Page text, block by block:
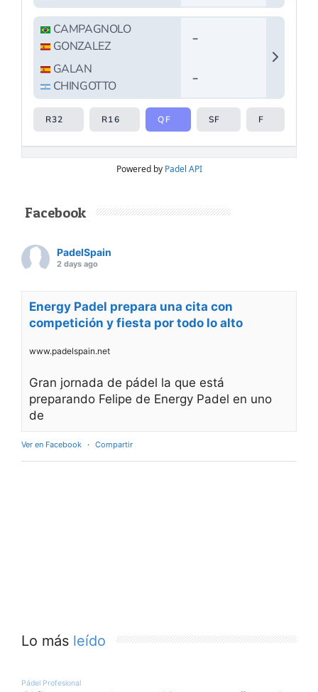
Powered by Padel API
Facebook
PadelSpain
2 days ago
Energy Padel prepara una cita con
competición y fiesta por todo lo alto
www.padelspain.net
Gran jornada de pádel la que está
preparando Felipe de Energy Padel en uno
de
Ver en Facebook · Compartir
Lo más leído